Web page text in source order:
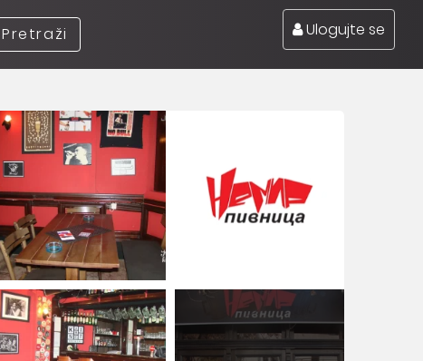
Pretraži Ulogujte se